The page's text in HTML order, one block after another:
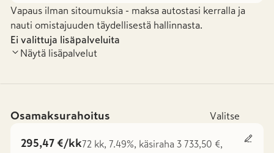
Vapaus ilman sitoumuksia - maksa autostasi kerralla ja
nauti omistajuuden täydellisestä hallinnasta.
Ei valittuja lisäpalveluita
Näytä lisäpalvelut
Osamaksurahoitus Valitse
295,47 €/kk72 kk, 7.49%, käsiraha 3 733,50 €,